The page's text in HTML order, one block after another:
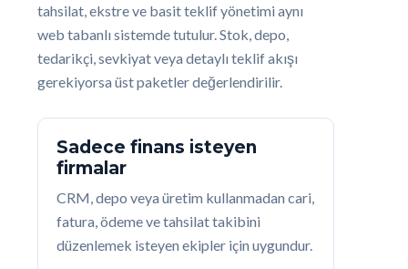
tahsilat, ekstre ve basit teklif yönetimi aynı
web tabanlı sistemde tutulur. Stok, depo,
tedarikçi, sevkiyat veya detaylı teklif akışı
gerekiyorsa üst paketler değerlendirilir.
Sadece finans isteyen
firmalar
CRM, depo veya üretim kullanmadan cari,
fatura, ödeme ve tahsilat takibini
düzenlemek isteyen ekipler için uygundur.